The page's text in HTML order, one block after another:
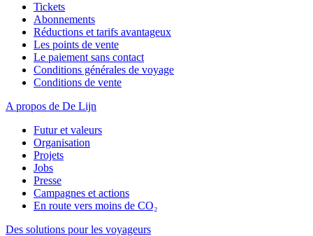
Tickets
Abonnements
Réductions et tarifs avantageux
Les points de vente
Le paiement sans contact
Conditions générales de voyage
Conditions de vente
A propos de De Lijn
Futur et valeurs
Organisation
Projets
Jobs
Presse
Campagnes et actions
En route vers moins de CO₂
Des solutions pour les voyageurs